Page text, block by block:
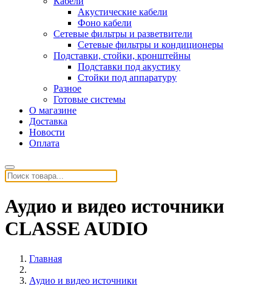
Акустические кабели
Фоно кабели
Сетевые фильтры и разветвители
Сетевые фильтры и кондиционеры
Подставки, стойки, кронштейны
Подставки под акустику
Стойки под аппаратуру
Разное
Готовые системы
О магазине
Доставка
Новости
Оплата
Аудио и видео источники
CLASSE AUDIO
Главная
Аудио и видео источники